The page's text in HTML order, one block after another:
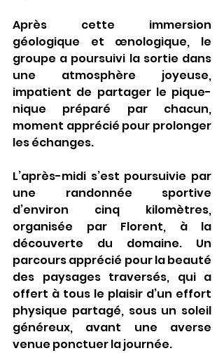
Après cette immersion
géologique et œnologique, le
groupe a poursuivi la sortie dans
une atmosphère joyeuse,
impatient de partager le pique-
nique préparé par chacun,
moment apprécié pour prolonger
les échanges.
L’après-midi s’est poursuivie par
une randonnée sportive
d’environ cinq kilomètres,
organisée par Florent, à la
découverte du domaine. Un
parcours apprécié pour la beauté
des paysages traversés, qui a
offert à tous le plaisir d’un effort
physique partagé, sous un soleil
généreux, avant une averse
venue ponctuer la journée.